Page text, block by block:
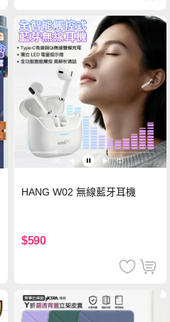
HANG W02 無線藍牙耳機
$590